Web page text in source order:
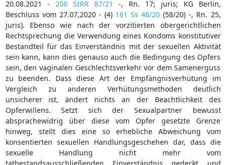
20.08.2021 - 206 StRR 87/21
-, Rn. 17; juris; KG Berlin,
Beschluss vom 27.07,2020 - (4) 161 Ss 48/20 (58/20) -, Rn. 25,
juris). Ebenso wie nach der vorzitierten obergerichtlichen
Rechtsprechung die Verwendung eines Kondoms konstitutiver
Bestandteil für das Einverständnis mit der sexuellen Aktivität
sein kann, kann dies genauso auch die Bedingung des Opfers
sein, den vaginalen Geschlechtsverkehr vor dem Samenerguss
zu beenden. Dass diese Art der Empfängnisverhütung im
Vergleich zu anderen Verhütungsmethoden deutlich
unsicherer ist, ändert nichts an der Beachtlichkeit des
Opferwillens. Setzt sich der Sexualpartner bewusst
absprachewidrig über diese vom Opfer gesetzte Grenze
hinweg, stellt dies eine so erhebliche Abweichung vom
konsentierten sexuellen Handlungsgeschehen dar, dass die
sexuelle Handlung nicht mehr vom
tatbestandsausschließenden Einverständnis gedeckt und